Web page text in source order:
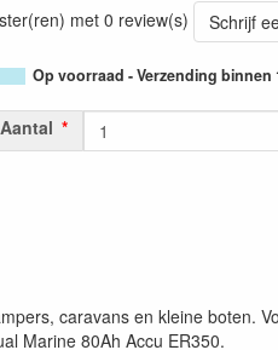
met 0 review(s)
Schrijf
Op voorraad - Verzending binnen
Aantal
caravans en kleine boten.
Marine 80Ah Accu ER350.